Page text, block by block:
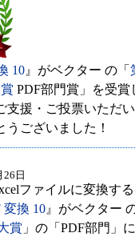
10 』がベクター の「
PDF部門賞」を受賞
支援・ご投票いただ
うございました！
26日
ファイルに変換す
変換 10 』がベクター
賞 」の「PDF部門」